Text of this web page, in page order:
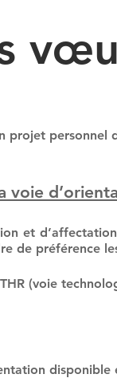
projet
voie
et
de préférence
(voie
disponible